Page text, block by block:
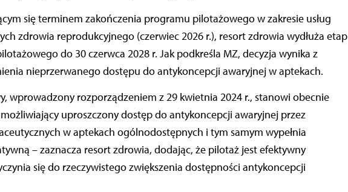
się terminem zakończenia programu pilotażowego w zakresie usług
zdrowia reprodukcyjnego (czerwiec 2026 r.), resort zdrowia wydłuża etap
do 30 czerwca 2028 r. Jak podkreśla MZ, decyzja wynika z
nieprzerwanego dostępu do antykoncepcji awaryjnej w aptekach.
wprowadzony rozporządzeniem z 29 kwietnia 2024 r., stanowi obecnie
uproszczony dostęp do antykoncepcji awaryjnej przez
w aptekach ogólnodostępnych i tym samym wypełnia
– zaznacza resort zdrowia, dodając, że pilotaż jest efektywny
się do rzeczywistego zwiększenia dostępności antykoncepcji